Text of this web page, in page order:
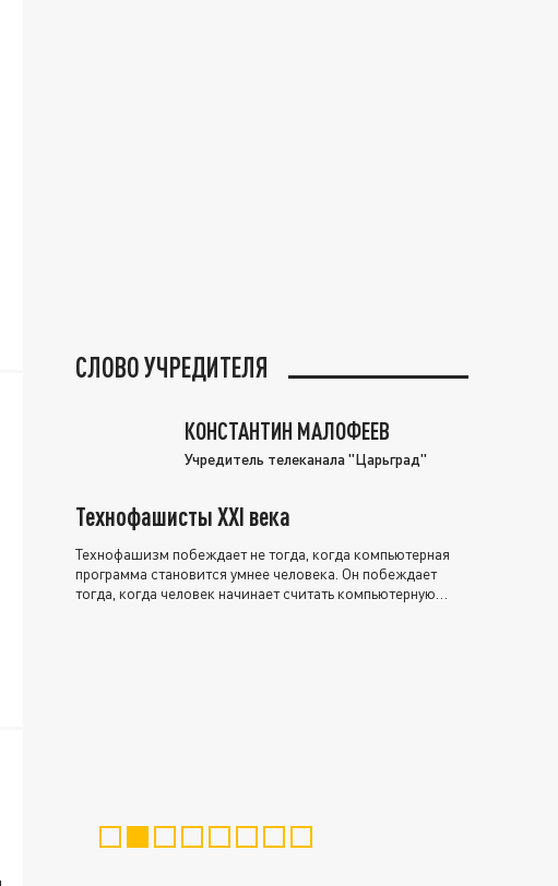
СЛОВО УЧРЕДИТЕЛЯ
КОНСТАНТИН МАЛОФЕЕВ
Учредитель телеканала "Царьград"
Технофашисты XXI века
Технофашизм побеждает не тогда, когда компьютерная
программа становится умнее человека. Он побеждает
тогда, когда человек начинает считать компьютерную